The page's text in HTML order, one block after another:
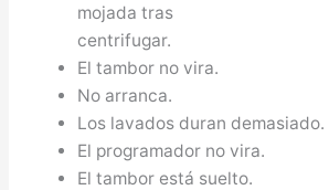
mojada tras
centrifugar.
El tambor no vira.
No arranca.
Los lavados duran demasiado.
El programador no vira.
El tambor está suelto.